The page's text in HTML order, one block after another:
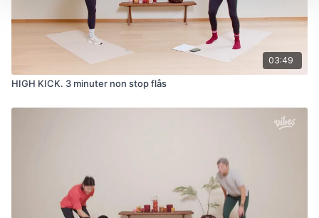
03:49
HIGH KICK. 3 minuter non stop flås